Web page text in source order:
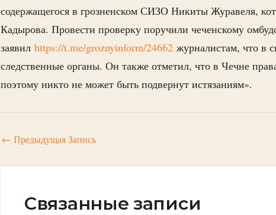
содержащегося в грозненском СИЗО Никиты Журавеля,
Кадырова. Провести проверку поручили чеченскому
заявил https://t.me/groznyinform/24662 журналистам, что в
следственные органы. Он также отметил, что в Чечне
поэтому никто не может быть подвернут истязаниям».
← Предыдущая Запись
Связанные записи